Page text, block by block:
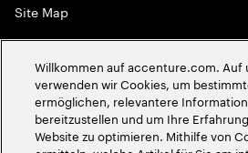
Site Map
Globale Meritokratie
2026Accenture. Alle Rechte vorbehalten
Willkommen auf accenture.com. Auf
verwenden wir Cookies, um
ermöglichen, relevantere
bereitzustellen und um Ihre
Website zu optimieren. Mithilfe von